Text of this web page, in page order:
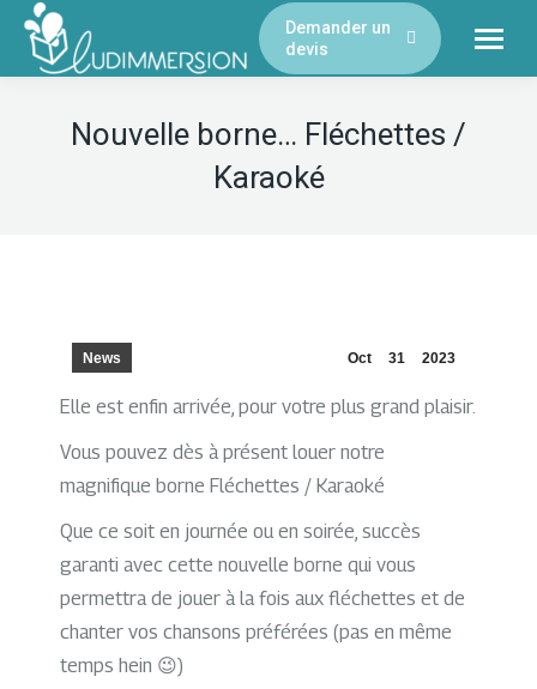
Demander un
devis
Nouvelle borne… Fléchettes /
Karaoké
Oct 31 2023
News
Elle est enfin arrivée, pour votre plus grand plaisir.
Vous pouvez dès à présent louer notre
magnifique borne Fléchettes / Karaoké
Que ce soit en journée ou en soirée, succès
garanti avec cette nouvelle borne qui vous
permettra de jouer à la fois aux fléchettes et de
chanter vos chansons préférées (pas en même
temps hein 😉)